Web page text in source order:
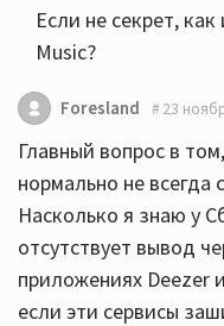
Если не секрет,
Music?
Foresland 23
Главный вопрос в
нормально не
Насколько я знаю у
отсутствует вывод
приложениях Deezer
если эти сервисы